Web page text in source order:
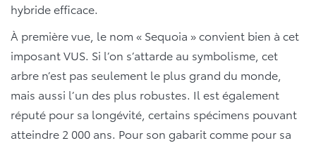
hybride efficace.
À première vue, le nom « Sequoia » convient bien à cet
imposant VUS. Si l’on s’attarde au symbolisme, cet
arbre n’est pas seulement le plus grand du monde,
mais aussi l’un des plus robustes. Il est également
réputé pour sa longévité, certains spécimens pouvant
atteindre 2 000 ans. Pour son gabarit comme pour sa